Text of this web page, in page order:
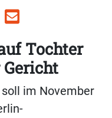
Tochter
im November